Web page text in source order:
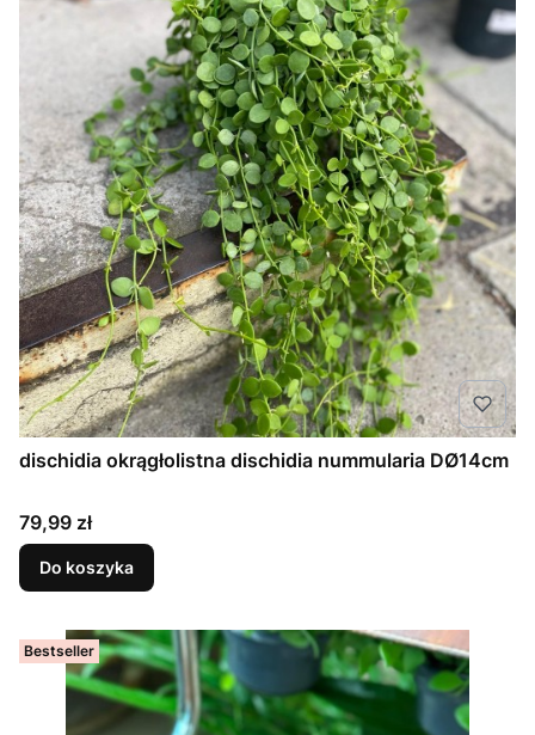
dischidia okrągłolistna dischidia nummularia DØ14cm
Cena
79,99 zł
Do koszyka
Bestseller